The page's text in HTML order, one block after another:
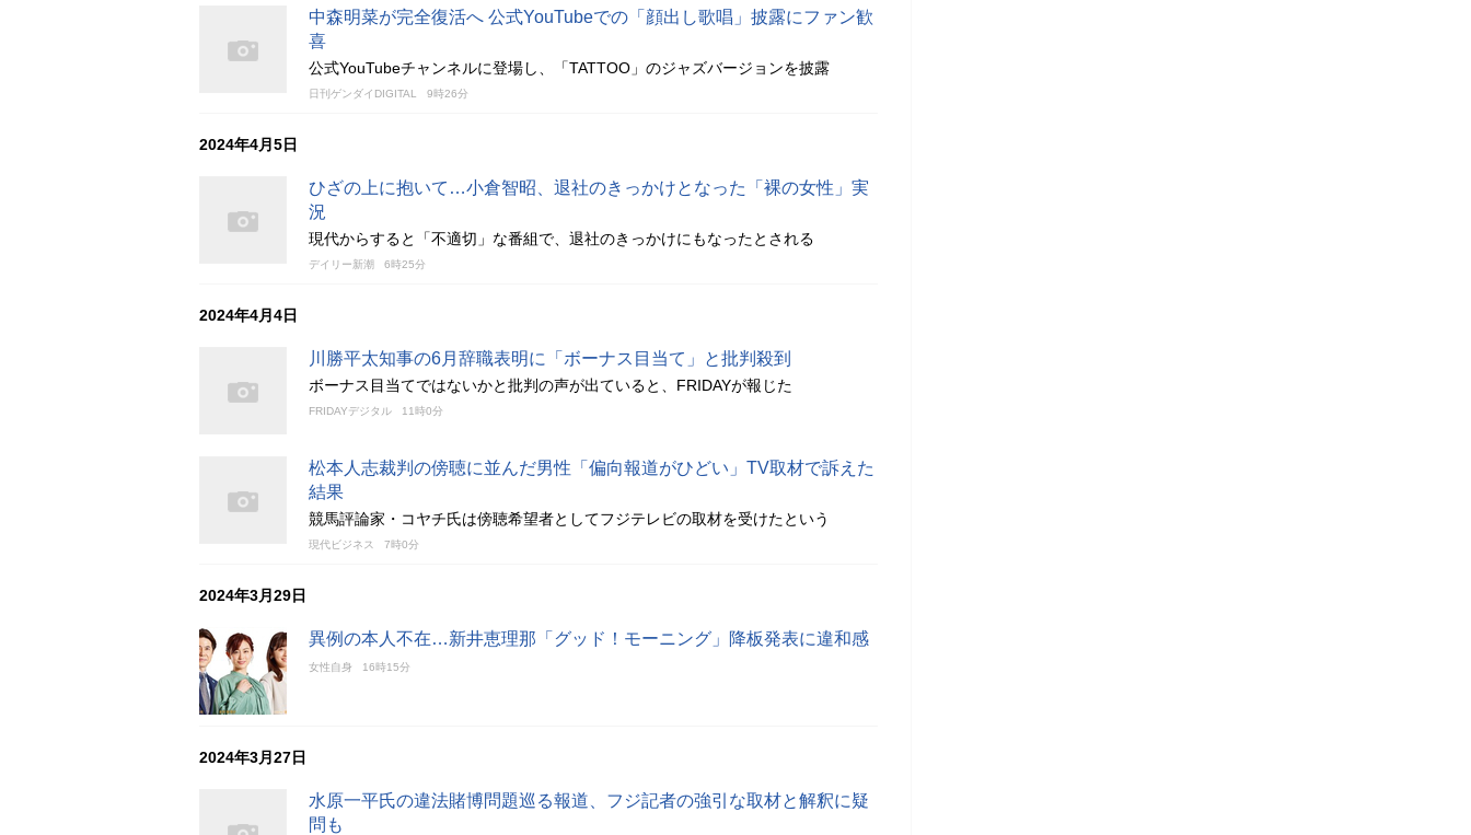
中森明菜が完全復活へ 公式YouTubeでの「顔出し歌唱」披露にファン歓
喜
公式YouTubeチャンネルに登場し、「TATTOO」のジャズバージョンを披露
日刊ゲンダイDIGITAL 9時26分
2024年4月5日
ひざの上に抱いて…小倉智昭、退社のきっかけとなった「裸の女性」実
況
現代からすると「不適切」な番組で、退社のきっかけにもなったとされる
デイリー新潮 6時25分
2024年4月4日
川勝平太知事の6月辞職表明に「ボーナス目当て」と批判殺到
ボーナス目当てではないかと批判の声が出ていると、FRIDAYが報じた
FRIDAYデジタル 11時0分
松本人志裁判の傍聴に並んだ男性「偏向報道がひどい」TV取材で訴えた
結果
競馬評論家・コヤチ氏は傍聴希望者としてフジテレビの取材を受けたという
現代ビジネス 7時0分
2024年3月29日
異例の本人不在…新井恵理那「グッド！モーニング」降板発表に違和感
女性自身 16時15分
2024年3月27日
水原一平氏の違法賭博問題巡る報道、フジ記者の強引な取材と解釈に疑
問も